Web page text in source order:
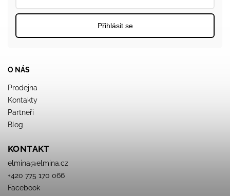
O NÁS
Prodejna
Kontakty
Partneři
Blog
KONTAKT
elmina@elmina.cz
+420 775 170 066
Facebook
Přihlásit se